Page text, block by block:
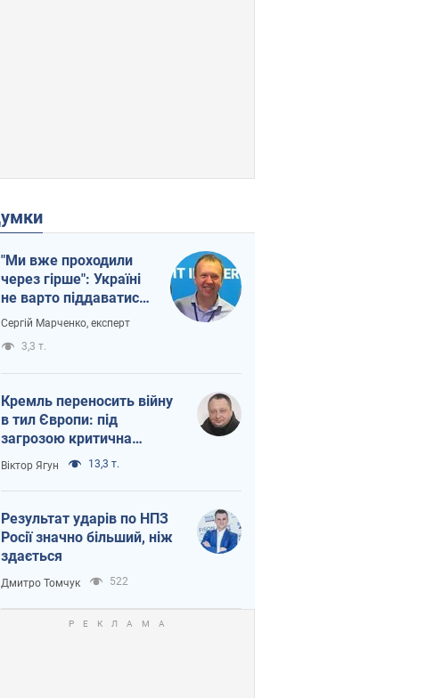
Думки
"Ми вже проходили
через гірше": Україні
не варто піддаватися
зневірі через
Сергій Марченко, експерт
3,3 т.
Кремль переносить війну
в тил Європи: під
загрозою критична
логістика
Віктор Ягун 13,3 т.
Результат ударів по НПЗ
Росії значно більший, ніж
здається
Дмитро Томчук 522